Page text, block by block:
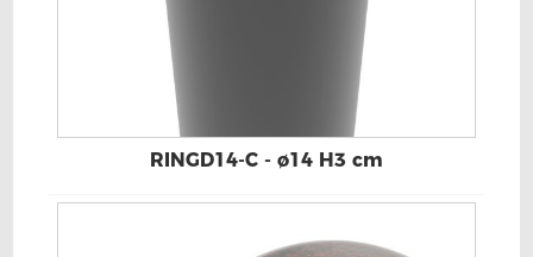
RINGD14-C - ø14 H3 cm